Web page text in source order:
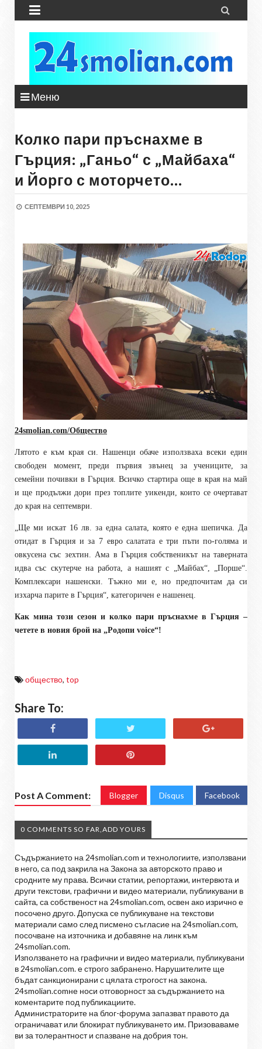
 
Меню
Колко пари пръснахме в
Гърция: „Ганьо“ с „Майбаха“
и Йорго с моторчето…
СЕПТЕМВРИ 10, 2025
24smolian.com/Общество
Лятото е към края си. Нашенци обаче използваха всеки един
свободен момент, преди първия звънец за учениците, за
семейни почивки в Гърция. Всичко стартира още в края на май
и ще продължи дори през топлите уикенди, които се очертават
до края на септември.
„Ще ми искат 16 лв. за една салата, която е една шепичка. Да
отидат в Гърция и за 7 евро салатата е три пъти по-голяма и
овкусена със зехтин. Ама в Гърция собственикът на таверната
идва със скутерче на работа, а нашият с „Майбах“, „Порше“.
Комплексари нашенски. Тъжно ми е, но предпочитам да си
изхарча парите в Гърция“, категоричен е нашенец.
Как мина този сезон и колко пари пръснахме в Гърция –
четете в новия брой на „Родопи voice“!
общество, top
Share To:
Post A Comment: Blogger Disqus Facebook
0 COMMENTS SO FAR,ADD YOURS
Съдържанието на 24smolian.com и технологиите, използвани
в него, са под закрила на Закона за авторското право и
сродните му права. Всички статии, репортажи, интервюта и
други текстови, графични и видео материали, публикувани в
сайта, са собственост на 24smolian.com, освен ако изрично е
посочено друго. Допуска се публикуване на текстови
материали само след писмено съгласие на 24smolian.com,
посочване на източника и добавяне на линк към
24smolian.com.
Използването на графични и видео материали, публикувани
в 24smolian.com. е строго забранено. Нарушителите ще
бъдат санкционирани с цялата строгост на закона.
24smolian.comне носи отговорност за съдържанието на
коментарите под публикациите.
Администраторите на блог-форума запазват правото да
ограничават или блокират публикуването им. Призоваваме
ви за толерантност и спазване на добрия тон.